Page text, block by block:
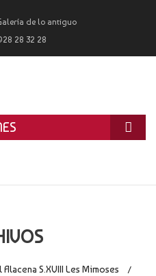
de lo antiguo
28 32 28
S.XVIII Les Mimoses /